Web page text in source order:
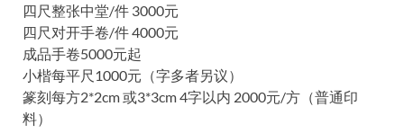
四尺整张中堂/件 3000元
四尺对开手卷/件 4000元
成品手卷5000元起
小楷每平尺1000元（字多者另议）
篆刻每方2*2cm 或3*3cm 4字以内 2000元/方（普通印
料）